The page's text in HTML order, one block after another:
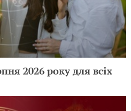
2026 року для всіх